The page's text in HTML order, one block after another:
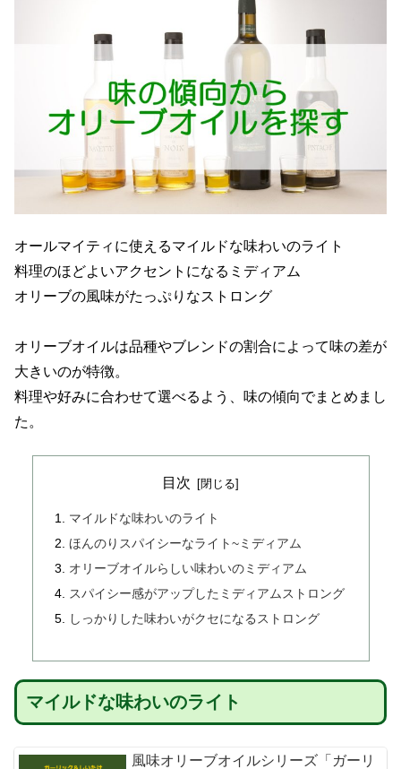
オールマイティに使えるマイルドな味わいのライト
料理のほどよいアクセントになるミディアム
オリーブの風味がたっぷりなストロング
オリーブオイルは品種やブレンドの割合によって味の差が
大きいのが特徴。
料理や好みに合わせて選べるよう、味の傾向でまとめまし
た。
目次
マイルドな味わいのライト
ほんのりスパイシーなライト~ミディアム
オリーブオイルらしい味わいのミディアム
スパイシー感がアップしたミディアムストロング
しっかりした味わいがクセになるストロング
マイルドな味わいのライト
風味オリーブオイルシリーズ「ガーリ